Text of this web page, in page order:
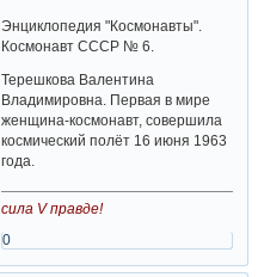
Энциклопедия "Космонавты".
Космонавт СССР № 6.
Терешкова Валентина
Владимировна. Первая в мире
женщина-космонавт, совершила
космический полёт 16 июня 1963
года.
сила V правде!
0